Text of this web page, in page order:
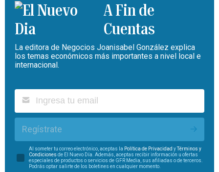
A Fin de
Cuentas
La editora de Negocios Joanisabel González explica
los temas económicos más importantes a nivel local e
internacional.
Regístrate
Al someter tu correo electrónico, aceptas la Política de Privacidad yTérminos y
Condiciones de El Nuevo Día. Además, aceptas recibir información u ofertas
especiales de productos o servicios de GFR Media, sus afiliadas o de terceros.
Podrás optar salirte de los boletines en cualquier momento.